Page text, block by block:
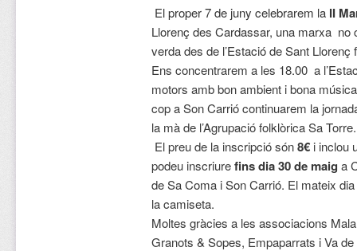
El proper 7 de juny celebrarem la II
Llorenç des Cardassar, una marxa
verda des de l’Estació de Sant
Ens concentrarem a les 18.00 a
motors amb bon ambient i bona
cop a Son Carrió continuarem la
la mà de l’Agrupació folklòrica Sa Torre.
El preu de la inscripció són8€i inclou
podeu inscriurefins dia 30 de maig a
de Sa Coma i Son Carrió. El mateix
la camiseta.
Moltes gràcies a les associacions
Granots & Sopes, Empaparrats i Va